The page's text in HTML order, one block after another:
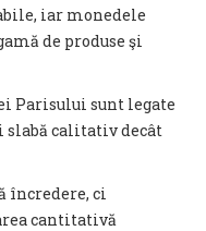
iar monedele
de produse şi
Parisului sunt legate
slabă calitativ decât
încredere, ci
cantitativă